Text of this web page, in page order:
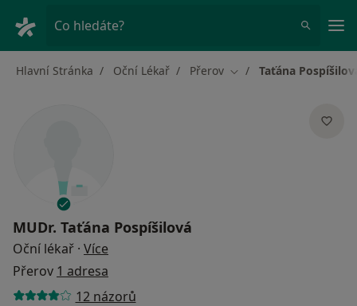
Co hledáte?
Hlavní Stránka Oční Lékař Přerov Změna města
Taťána
MUDr. Taťána Pospíšilová
Oční lékař · Více
Přerov 1 adresa
12 názorů